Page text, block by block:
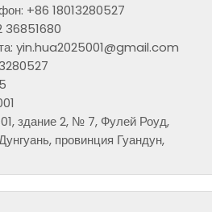
+86 18013280527
36851680
yin.hua2025001@gmail.com
здание 2, № 7, Фулей Роуд,
провинция Гуандун,